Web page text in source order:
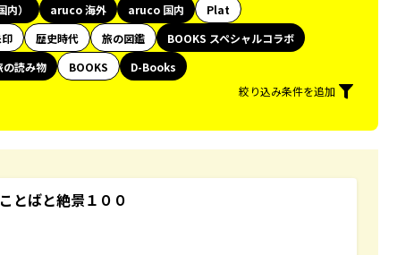
） aruco 海外 aruco 国内
Plat
歴史時代 旅の図鑑
BOOKS スペシャルコラボ
の読み物 BOOKS
D-Books
絞り込み条件を追加
とばと絶景１００